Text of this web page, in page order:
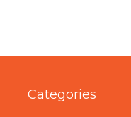
Categories